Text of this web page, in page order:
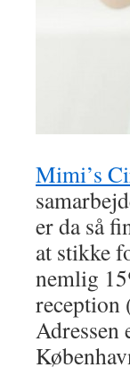
Mimi’s
er da så
at stikke
nemlig
reception
Adressen